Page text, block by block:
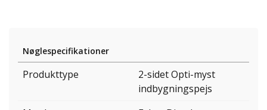
Nøglespecifikationer
Produkttype
2-sidet Opti-myst
indbygningspejs